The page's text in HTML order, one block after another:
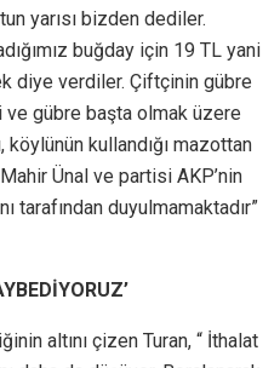
yarısı bizden dediler.
buğday için 19 TL yani
diye verdiler. Çiftçinin gübre
gübre başta olmak üzere
köylünün kullandığı mazottan
Ünal ve partisi AKP’nin
tarafından duyulmamaktadır”
altını çizen Turan, “ İthalat